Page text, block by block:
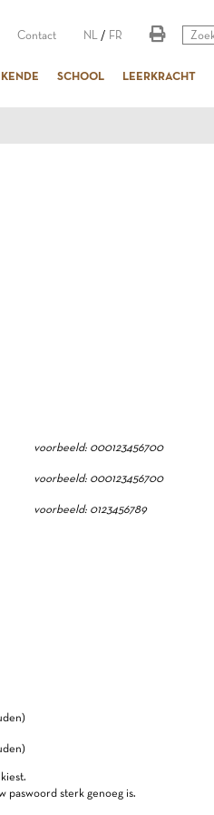
Contact NL / FR
SCHOOL LEERKRACHT
voorbeeld: 000123456700
voorbeeld: 000123456700
voorbeeld: 0123456789
paswoord sterk genoeg is.